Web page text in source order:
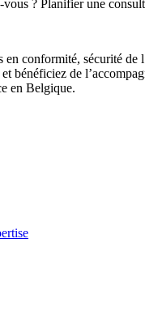
vous ? Planifier une
en conformité, sécurité de
bénéficiez de
en Belgique.